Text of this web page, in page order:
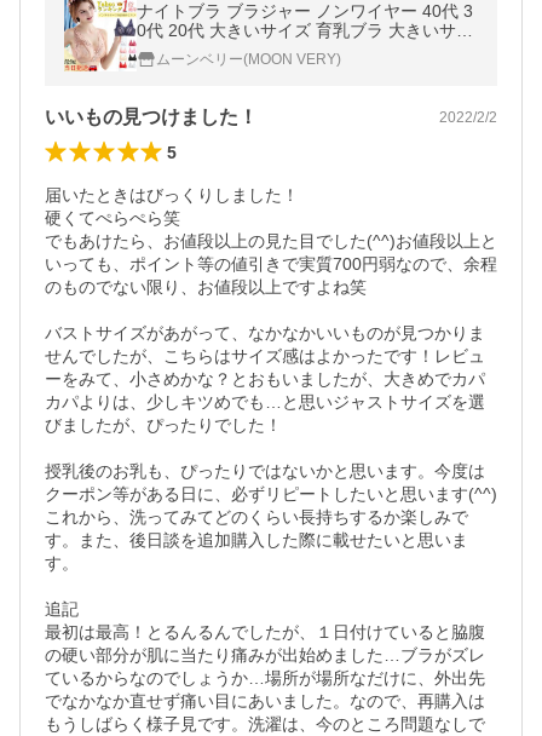
ナイトブラ ブラジャー ノンワイヤー 40代 3
0代 20代 大きいサイズ 育乳ブラ 大きいサイ
ズ A B C D E F G カップ 脇肉 補正ブラ 育乳
大きい胸
ムーンベリー(MOON VERY)
いいもの見つけました！ 2022/2/2
5
届いたときはびっくりしました！
硬くてぺらぺら笑
でもあけたら、お値段以上の見た目でした(^^)お値段以上と
いっても、ポイント等の値引きで実質700円弱なので、余程
のものでない限り、お値段以上ですよね笑
バストサイズがあがって、なかなかいいものが見つかりま
せんでしたが、こちらはサイズ感はよかったです！レビュ
ーをみて、小さめかな？とおもいましたが、大きめでカパ
カパよりは、少しキツめでも…と思いジャストサイズを選
びましたが、ぴったりでした！
授乳後のお乳も、ぴったりではないかと思います。今度は
クーポン等がある日に、必ずリピートしたいと思います(^^)
これから、洗ってみてどのくらい長持ちするか楽しみで
す。また、後日談を追加購入した際に載せたいと思いま
す。
追記
最初は最高！とるんるんでしたが、１日付けていると脇腹
の硬い部分が肌に当たり痛みが出始めました…ブラがズレ
ているからなのでしょうか…場所が場所なだけに、外出先
でなかなか直せず痛い目にあいました。なので、再購入は
もうしばらく様子見です。洗濯は、今のところ問題なしで